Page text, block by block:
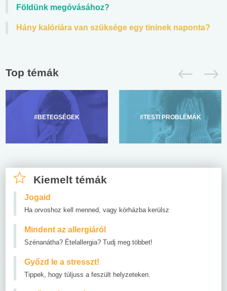
Földünk megóvásához?
Hány kalóriára van szüksége egy tininek naponta?
Top témák
#BETEGSÉGEK #TESTI PROBLÉMÁK
Kiemelt témák
Jogaid
Ha orvoshoz kell menned, vagy kórházba kerülsz
Mindent az allergiáról
Szénanátha? Ételallergia? Tudj meg többet!
Győzd le a stresszt!
Tippek, hogy túljuss a feszült helyzeteken.